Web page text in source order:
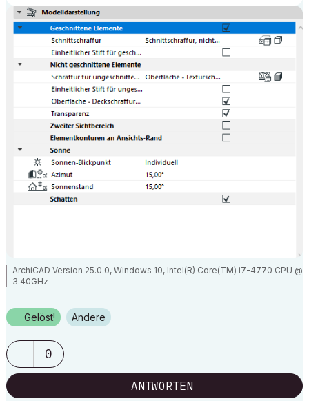
ArchiCAD Version 25.0.0, Windows 10, Intel(R) Core(TM) i7-4770 CPU @
3.40GHz
Gelöst! Andere
0
ANTWORTEN